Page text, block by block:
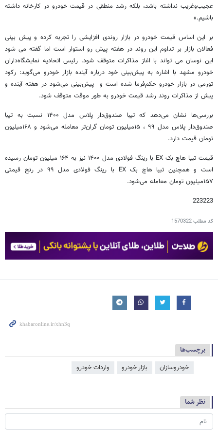
عجیب‌وغریب نداشته باشد، بلکه رشد منطقی در قیمت خودرو در کارخانه داشته
باشیم.»
بر این اساس قیمت خودرو در بازار روندی افزایشی را تجربه کرده و پیش بینی
فعالان بازار بر تداوم این روند در هفته پیش رو استوار است اما گفته می شود
این نوسان می تواند با اغاز مذاکرات متوقف شود. رئیس اتحادیه نمایشگاه‌داران
خودرو مشهد با اشاره به پیش‌بینی خود درباره آینده بازار خودرو می‌گوید: رکود
تورمی در بازار خودرو حکم‌فرما شده است و پیش‌بینی می‌شود در هفته آینده و
پیش از مذاکرات روند رشد قیمت خودرو به طور موقت متوقف شود.
بررسی‌ها نشان می‌دهد که تیبا صندوق‌دار پلاس مدل ۱۴۰۰ نسبت به تیبا
صندوق‌دار پلاس مدل ۹۹ ، ۱۵میلیون تومان گران‌تر معامله می‌شود و ۱۶۸میلیون
تومان قیمت دارد.
قیمت تیبا هاچ بک EX با رینگ فولادی مدل ۱۴۰۰ نیز به ۱۶۴ میلیون تومان رسیده
است و همچنین تیبا هاچ بک EX با رینگ فولادی مدل ۹۹ در رنج قیمتی
۱۵۷میلیون تومان معامله می‌شود.
223223
کد مطلب1570322
برچسب‌ها
خودروسازان بازار خودرو واردات خودرو
نظر شما